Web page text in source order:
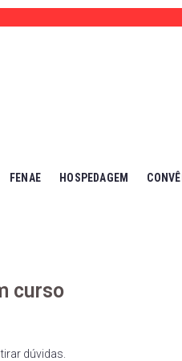
FENAE HOSPEDAGEM
curso
dúvidas.